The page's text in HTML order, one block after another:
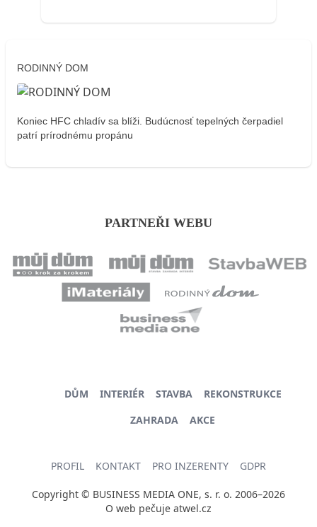
RODINNÝ DOM
Koniec HFC chladív sa blíži. Budúcnosť tepelných čerpadiel
patrí prírodnému propánu
PARTNEŘI WEBU
DŮM INTERIÉR STAVBA
REKONSTRUKCE
ZAHRADA
AKCE
PROFIL KONTAKT PRO INZERENTY GDPR
Copyright © BUSINESS MEDIA ONE, s. r. o. 2006–2026